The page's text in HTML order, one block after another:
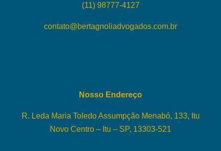
(11) 98777-4127
contato@bertagnoliadvogados.com.br
Nosso Endereço
R. Leda Maria Toledo Assumpção Menabó, 133, Itu
Novo Centro – Itu – SP, 13303-521